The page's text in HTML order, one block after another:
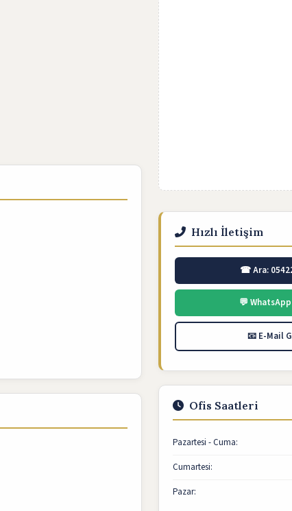
Hızlı İletişim
☎ Ara:
💬
📧 E-Mail
Ofis Saatleri
Pazartesi - Cuma:
Cumartesi:
Pazar: